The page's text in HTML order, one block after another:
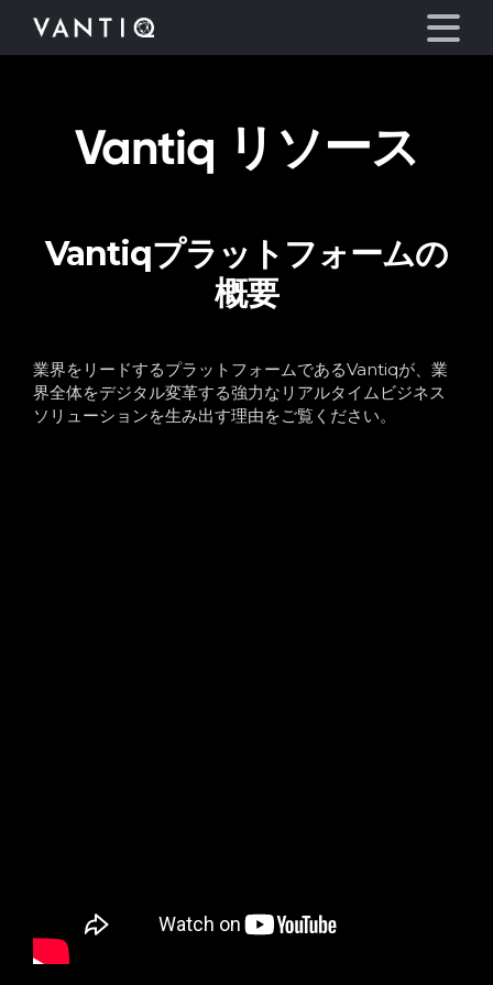
プラットフォーム
パートナーシップ
会社情報
Vantiq リソース
Vantiqプラットフォームの
概要
業界をリードするプラットフォームであるVantiqが、業
界全体をデジタル変革する強力なリアルタイムビジネス
ソリューションを生み出す理由をご覧ください。